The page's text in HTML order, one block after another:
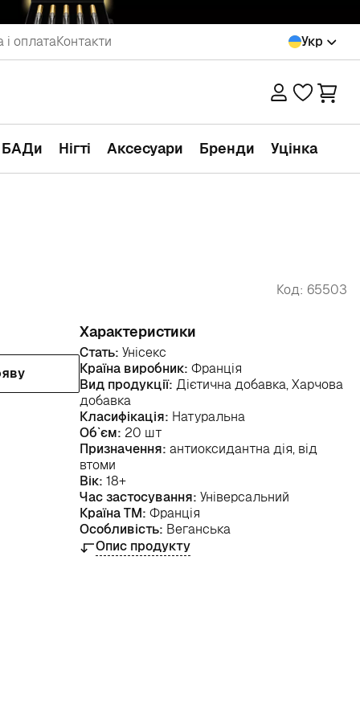
і оплатаКонтакти Укр
БАДи Нігті Аксесуари Бренди Уцінка
Код: 65503
Характеристики
Стать: Унісекс
Країна виробник: Франція
Вид продукції: Дієтична добавка, Харчова
добавка
Класифікація: Натуральна
Об`єм: 20 шт
Призначення: антиоксидантна дія, від
втоми
Вік: 18+
Час застосування: Універсальний
Країна ТМ: Франція
Особливість: Веганська
Опис продукту